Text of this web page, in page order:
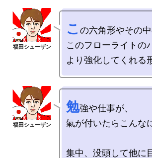
こ の六角形やその中
このフローライトの
勉強や仕事が、
氣が付いたらこんな
集中、没頭して他に